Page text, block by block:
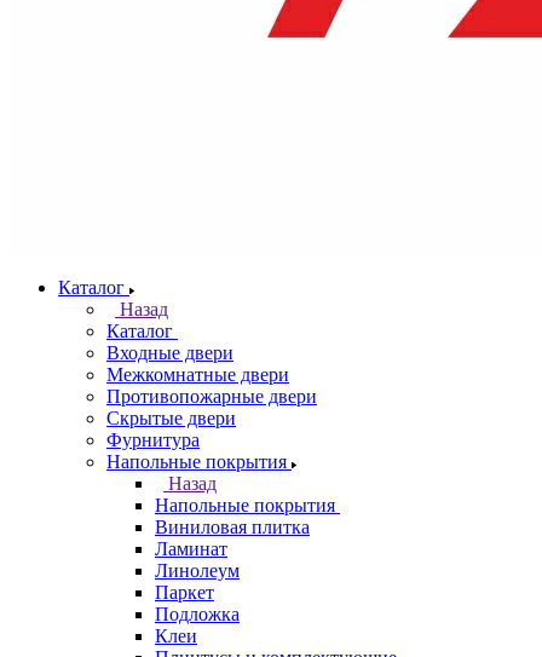
Каталог
Назад
Каталог
Входные двери
Межкомнатные двери
Противопожарные двери
Скрытые двери
Фурнитура
Напольные покрытия
Назад
Напольные покрытия
Виниловая плитка
Ламинат
Линолеум
Паркет
Подложка
Клеи